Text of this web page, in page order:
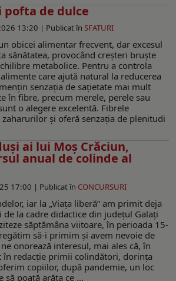
pofta de dulce
13:20 | Publicat în SFATURI
obicei alimentar frecvent, dar excesul
sănătatea, provocând creșteri bruște
metabolice. Pentru a controla
care ajută natural la reducerea
senzația de sațietate mai mult
în fibre, precum merele, perele sau
o alegere excelentă. Fibrele
și oferă senzația de plenitudi
ai lui Moş Crăciun,
anual de colinde al
17:00 | Publicat în CONCURSURI
iar la „Viaţa liberă” am primit deja
la cadre didactice din judeţul Galaţi
săptămâna viitoare, în perioada 15-
să-i primim şi avem nevoie de
onorează interesul, mai ales că, în
în redacţie primii colindători, dorinţa
copiilor, după pandemie, un loc
poată arăta ce ...